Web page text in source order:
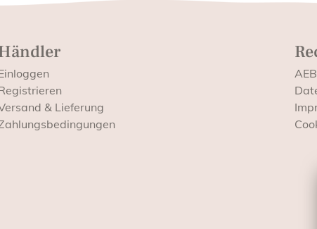
& Lieferung
AEB